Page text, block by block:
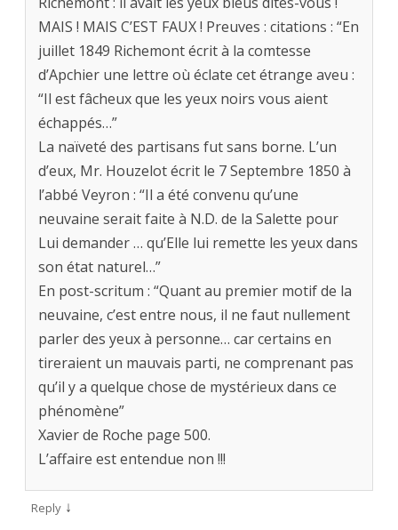
MAIS ! MAIS C’EST FAUX ! Preuves : citations : “En
juillet 1849 Richemont écrit à la comtesse
d’Apchier une lettre où éclate cet étrange aveu :
“Il est fâcheux que les yeux noirs vous aient
échappés…”
La naïveté des partisans fut sans borne. L’un
d’eux, Mr. Houzelot écrit le 7 Septembre 1850 à
l’abbé Veyron : “Il a été convenu qu’une
neuvaine serait faite à N.D. de la Salette pour
Lui demander … qu’Elle lui remette les yeux dans
son état naturel…”
En post-scritum : “Quant au premier motif de la
neuvaine, c’est entre nous, il ne faut nullement
parler des yeux à personne… car certains en
tireraient un mauvais parti, ne comprenant pas
qu’il y a quelque chose de mystérieux dans ce
phénomène”
Xavier de Roche page 500.
L’affaire est entendue non !!!
Reply ↓